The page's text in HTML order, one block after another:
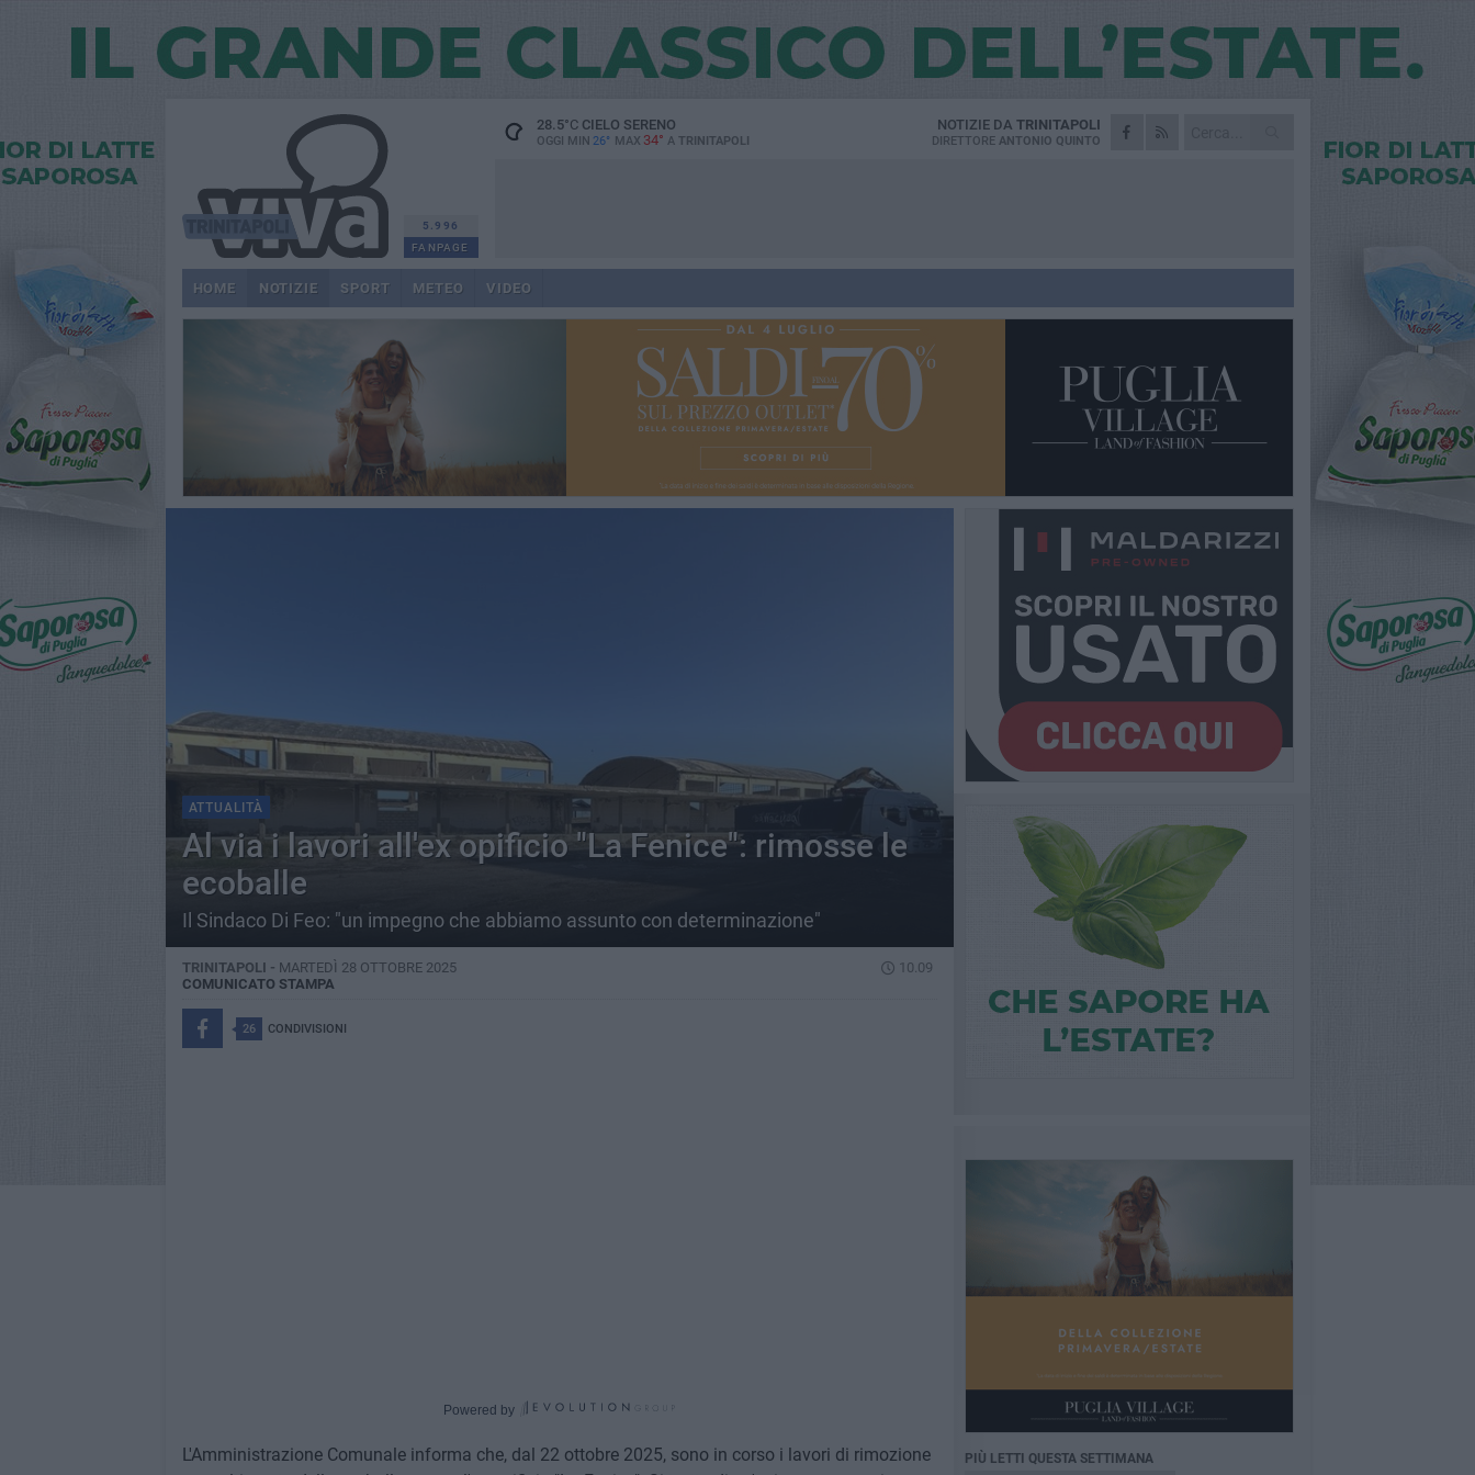
5.996
FANPAGE
28.5°CCIELO SERENO
OGGI MIN 26° MAX 34° A TRINITAPOLI
NOTIZIE DA TRINITAPOLI
DIRETTORE ANTONIO QUINTO
HOME NOTIZIE SPORT METEO VIDEO
ATTUALITÀ
Al via i lavori all'ex opificio "La Fenice": rimosse le
ecoballe
Il Sindaco Di Feo: "un impegno che abbiamo assunto con determinazione"
TRINITAPOLI - MARTEDÌ 28 OTTOBRE 2025
10.09
COMUNICATO STAMPA
26 CONDIVISIONI
Powered by
L'Amministrazione Comunale informa che, dal 22 ottobre 2025, sono in corso i lavori di rimozione
PIÙ LETTI QUESTA SETTIMANA